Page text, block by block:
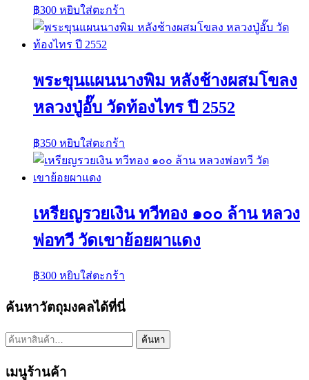
฿300 หยิบใส่ตะกร้า
พระขุนแผนนางพิม หลังช้างผสมโขลง
หลวงปู่อั๊บ วัดท้องไทร ปี 2552
฿350 หยิบใส่ตะกร้า
เหรียญรวยเงิน ทวีทอง ๑๐๐ ล้าน หลวง
พ่อทวี วัดเขาย้อยผาแดง
฿300 หยิบใส่ตะกร้า
ค้นหาวัตถุมงคลได้ที่นี่
ค้นหา: ค้นหา
เมนูร้านค้า